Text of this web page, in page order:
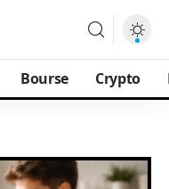
Bourse Crypto